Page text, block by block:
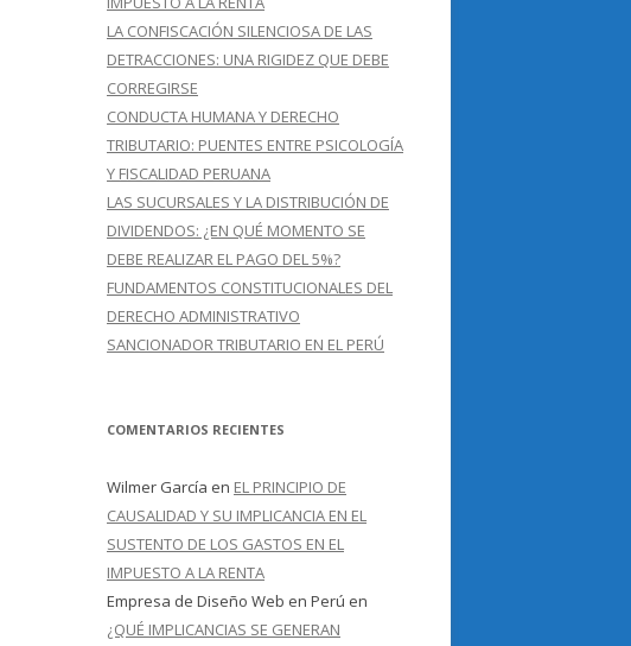
LA CONFISCACIÓN SILENCIOSA DE LAS
DETRACCIONES: UNA RIGIDEZ QUE DEBE
CORREGIRSE
CONDUCTA HUMANA Y DERECHO
TRIBUTARIO: PUENTES ENTRE PSICOLOGÍA
Y FISCALIDAD PERUANA
LAS SUCURSALES Y LA DISTRIBUCIÓN DE
DIVIDENDOS: ¿EN QUÉ MOMENTO SE
DEBE REALIZAR EL PAGO DEL 5%?
FUNDAMENTOS CONSTITUCIONALES DEL
DERECHO ADMINISTRATIVO
SANCIONADOR TRIBUTARIO EN EL PERÚ
COMENTARIOS RECIENTES
Wilmer García en EL PRINCIPIO DE
CAUSALIDAD Y SU IMPLICANCIA EN EL
SUSTENTO DE LOS GASTOS EN EL
IMPUESTO A LA RENTA
Empresa de Diseño Web en Perú en
¿QUÉ IMPLICANCIAS SE GENERAN